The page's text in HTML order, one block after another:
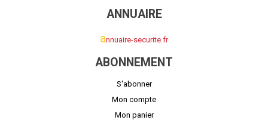
ANNUAIRE
annuaire-securite.fr
ABONNEMENT
S'abonner
Mon compte
Mon panier